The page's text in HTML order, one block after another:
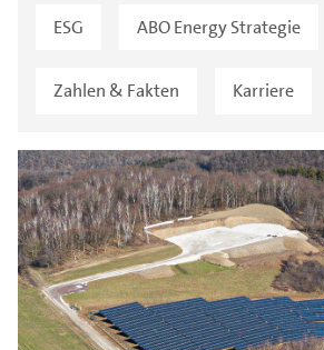
ESG ABO Energy Strategie
Zahlen & Fakten Karriere